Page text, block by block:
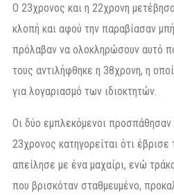
Ο 23χρονος και η 22χρονη
κλοπή και αφού την παραβίασαν
πρόλαβαν να ολοκληρώσουν αυτό
τους αντιλήφθηκε η 38χρονη, η
για λογαριασμό των ιδιοκτητών.
Οι δύο εμπλεκόμενοι
23χρονος κατηγορείται ότι έβρισε
απείλησε με ένα μαχαίρι, ενώ
που βρισκόταν σταθμευμένο,